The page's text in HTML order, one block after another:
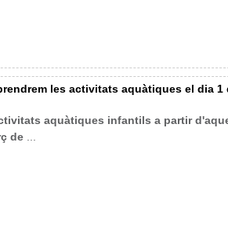
les activitats aquàtiques el dia 1
aquàtiques infantils a partir
de...